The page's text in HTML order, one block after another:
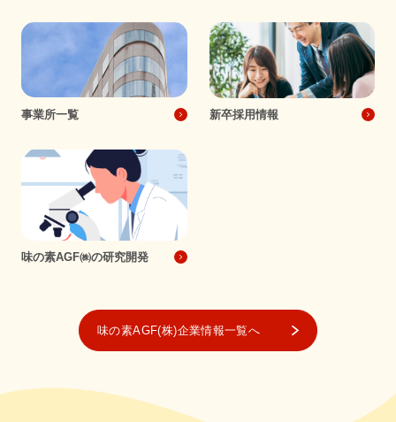
事業所一覧 新卒採用情報
味の素AGF㈱の研究開発
味の素AGF(株)企業情報一覧へ